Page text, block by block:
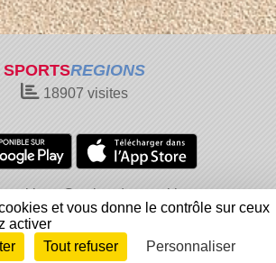
SPORTSREGIONS
18907 visites
Gestion des cookies
Signaler un contenu inapproprié
? Connexion
et vous donne le contrôle sur ceux
activer
Tout refuser Personnaliser